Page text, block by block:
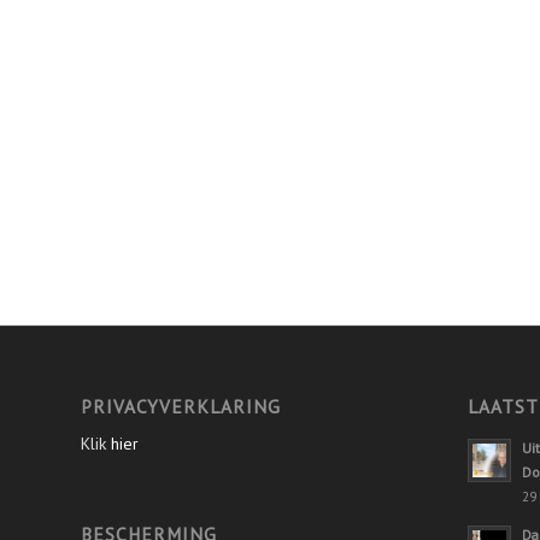
PRIVACYVERKLARING
Klik hier
BESCHERMING
29